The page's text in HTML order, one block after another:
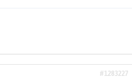
#1283227